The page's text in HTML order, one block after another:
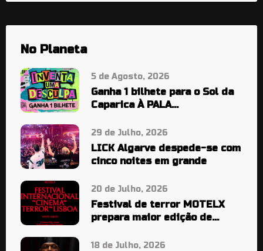
No Planeta
5 de Agosto, 2026
Ganha 1 bilhete para o Sol da
Caparica À PALA…
29 de Julho, 2026
LICK Algarve despede-se com
cinco noites em grande
20 de Julho, 2026
Festival de terror MOTELX
prepara maior edição de
18 de Julho, 2026